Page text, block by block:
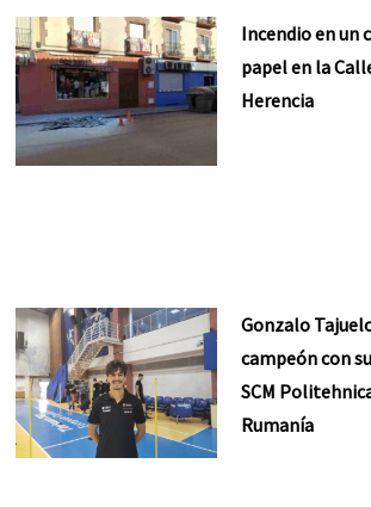
Incendio en un
papel en la
Herencia
Gonzalo
campeón con
SCM
Rumanía